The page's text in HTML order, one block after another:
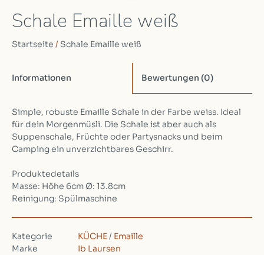
Schale Emaille weiß
Startseite / Schale Emaille weiß
Informationen Bewertungen (0)
Simple, robuste Emaille Schale in der Farbe weiss. Ideal
für dein Morgenmüsli. Die Schale ist aber auch als
Suppenschale, Früchte oder Partysnacks und beim
Camping ein unverzichtbares Geschirr.
Produktedetails
Masse: Höhe 6cm Ø: 13.8cm
Reinigung: Spülmaschine
Kategorie KÜCHE/ Emaille
Marke
Ib Laursen